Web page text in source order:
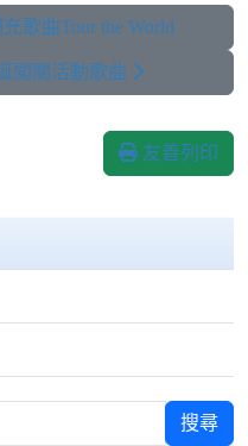
歌曲Tour the World
闖關活動歌曲
友善列印
搜尋